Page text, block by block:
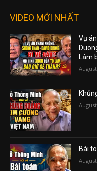
VIDEO MỚI NHẤT
Vụ
Lâm
Bài